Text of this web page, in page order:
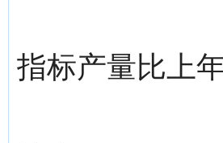
指标产量比上